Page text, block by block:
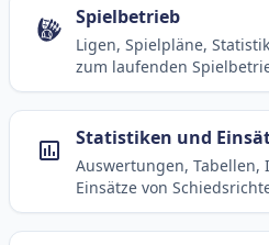
Spielbetrieb
Ligen, Spielpläne,
zum laufenden
Statistiken und
Auswertungen,
Einsätze von